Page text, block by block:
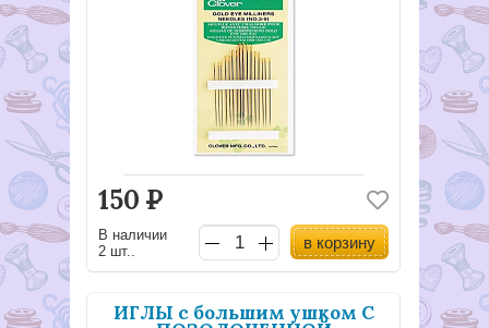
150 Р
В наличии
2 шт..
в корзину
ИГЛЫ с большим ушком С